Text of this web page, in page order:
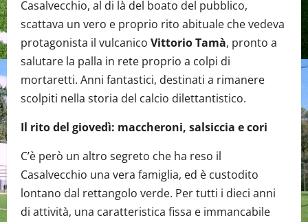
Casalvecchio, al di là del boato del pubblico,
scattava un vero e proprio rito abituale che vedeva
protagonista il vulcanico Vittorio Tamà, pronto a
salutare la palla in rete proprio a colpi di
mortaretti. Anni fantastici, destinati a rimanere
scolpiti nella storia del calcio dilettantistico.
Il rito del giovedì: maccheroni, salsiccia e cori
C’è però un altro segreto che ha reso il
Casalvecchio una vera famiglia, ed è custodito
lontano dal rettangolo verde. Per tutti i dieci anni
di attività, una caratteristica fissa e immancabile